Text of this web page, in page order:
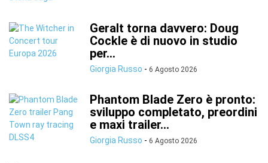
Geralt torna davvero: Doug
Cockle è di nuovo in studio
per...
Giorgia Russo - 6 Agosto 2026
Phantom Blade Zero è pronto:
sviluppo completato, preordini
e maxi trailer...
Giorgia Russo - 6 Agosto 2026